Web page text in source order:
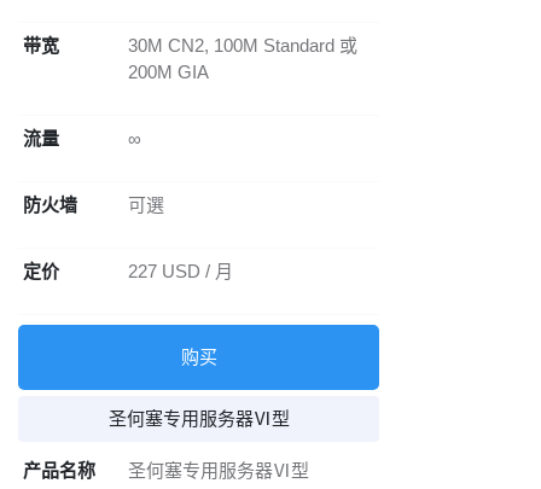
带宽
30M CN2, 100M Standard 或
200M GIA
流量 ∞
防火墙 可選
定价 227 USD / 月
购买
圣何塞专用服务器Ⅵ型
产品名称 圣何塞专用服务器Ⅵ型